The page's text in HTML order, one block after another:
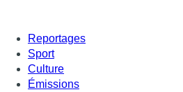
Reportages
Sport
Culture
Émissions